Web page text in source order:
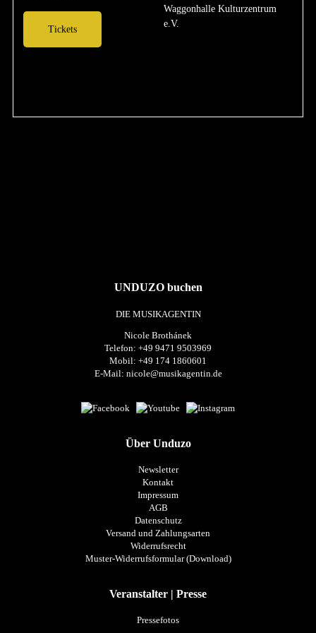
Tickets
Waggonhalle Kulturzentrum
e.V.
UNDUZO buchen
DIE MUSIKAGENTIN
Nicole Brothánek
Telefon: +49 9471 9503969
Mobil: +49 174 1860601
E-Mail: nicole@musikagentin.de
Über Unduzo
Newsletter
Kontakt
Impressum
AGB
Datenschutz
Versand und Zahlungsarten
Widerrufsrecht
Muster-Widerrufsformular (Download)
Veranstalter | Presse
Pressefotos